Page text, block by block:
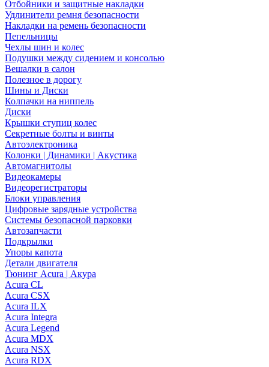
Отбойники и защитные накладки
Удлинители ремня безопасности
Накладки на ремень безопасности
Пепельницы
Чехлы шин и колес
Подушки между сидением и консолью
Вешалки в салон
Полезное в дорогу
Шины и Диски
Колпачки на ниппель
Диски
Крышки ступиц колес
Секретные болты и винты
Автоэлектроника
Колонки | Динамики | Акустика
Автомагнитолы
Видеокамеры
Видеорегистраторы
Блоки управления
Цифровые зарядные устройства
Системы безопасной парковки
Автозапчасти
Подкрылки
Упоры капота
Детали двигателя
Тюнинг Acura | Акура
Acura CL
Acura CSX
Acura ILX
Acura Integra
Acura Legend
Acura MDX
Acura NSX
Acura RDX